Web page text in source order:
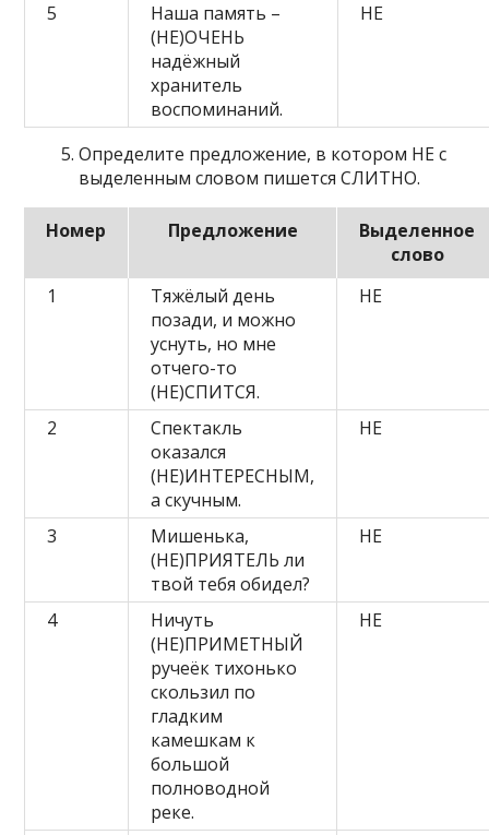
5
Наша память –
(НЕ)ОЧЕНЬ
надёжный
хранитель
воспоминаний.
НЕ
Определите предложение, в котором НЕ с
выделенным словом пишется СЛИТНО.
Номер Предложение
Выделенное
слово
1
Тяжёлый день
позади, и можно
уснуть, но мне
отчего-то
(НЕ)СПИТСЯ.
НЕ
2
Спектакль
оказался
(НЕ)ИНТЕРЕСНЫМ,
а скучным.
НЕ
3
Мишенька,
(НЕ)ПРИЯТЕЛЬ ли
твой тебя обидел?
НЕ
4
Ничуть
(НЕ)ПРИМЕТНЫЙ
ручеёк тихонько
скользил по
гладким
камешкам к
большой
полноводной
реке.
НЕ